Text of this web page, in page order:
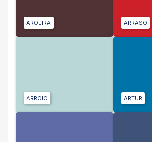
AROEIRA ARRASO
ARROIO ARTUR